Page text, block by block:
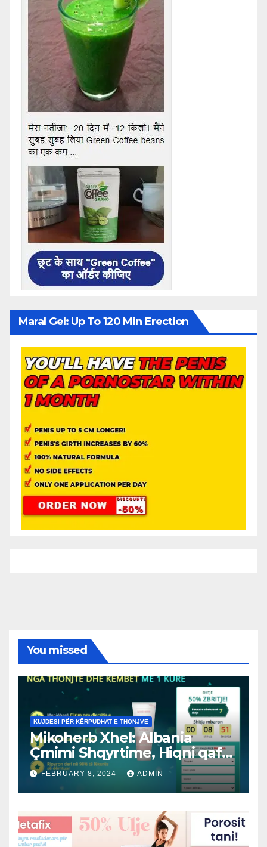
Maral Gel: Up To 120 Min Erection
You missed
KUJDESI PËR KËRPUDHAT E THONJVE
Mikoherb Xhel: Albania
Çmimi Shqyrtime, Hiqni qafe
mykun! Rendit
FEBRUARY 8, 2024 ADMIN